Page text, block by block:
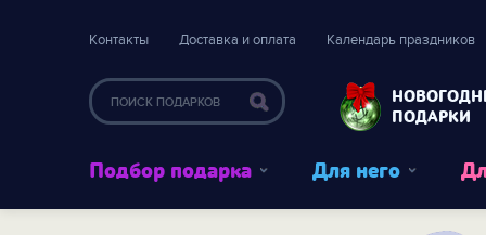
Контакты Доставка и оплата Календарь праздников
ПОДАРКИ
Подбор подарка Для него